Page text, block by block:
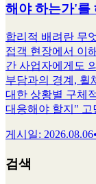
해야 하는가'를
합리적 배려란 무
접객 현장에서 이
간 사업자에게도
부담과의 경계, 휠
대한 상황별 구체
대응해야 할지" 고
게시일: 2026.08.06•
검색